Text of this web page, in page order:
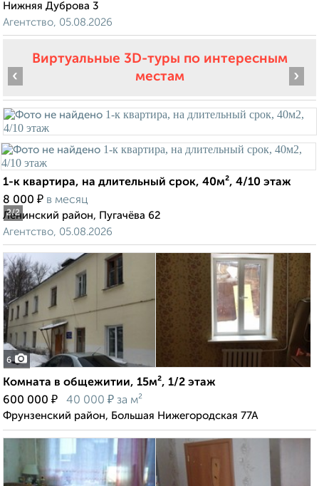
Нижняя Дуброва 3
Агентство, 05.08.2026
Виртуальные 3D-туры по интересным
местам
2/2
‹ ›
1-к квартира, на длительный срок, 40м², 4/10 этаж
8 000 ₽ в месяц
Ленинский район, Пугачёва 62
Агентство, 05.08.2026
6
Комната в общежитии, 15м², 1/2 этаж
600 000 ₽ 40 000 ₽ за м²
Фрунзенский район, Большая Нижегородская 77А